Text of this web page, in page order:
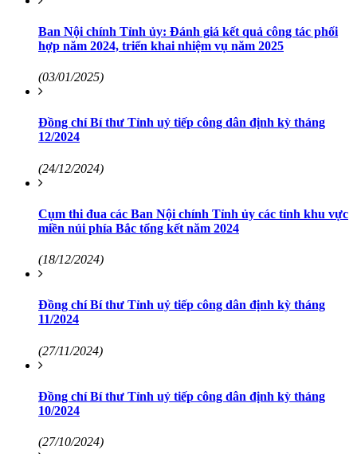
Ban Nội chính Tỉnh ủy: Đánh giá kết quả công tác phối
hợp năm 2024, triển khai nhiệm vụ năm 2025
(03/01/2025)
Đồng chí Bí thư Tỉnh uỷ tiếp công dân định kỳ tháng
12/2024
(24/12/2024)
Cụm thi đua các Ban Nội chính Tỉnh ủy các tỉnh khu vực
miền núi phía Bắc tổng kết năm 2024
(18/12/2024)
Đồng chí Bí thư Tỉnh uỷ tiếp công dân định kỳ tháng
11/2024
(27/11/2024)
Đồng chí Bí thư Tỉnh uỷ tiếp công dân định kỳ tháng
10/2024
(27/10/2024)